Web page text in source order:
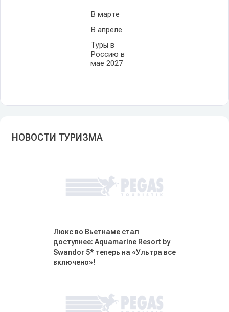
В марте
В апреле
Туры в
Россию в
мае 2027
НОВОСТИ ТУРИЗМА
Люкс во Вьетнаме стал
доступнее: Aquamarine Resort by
Swandor 5* теперь на «Ультра все
включено»!